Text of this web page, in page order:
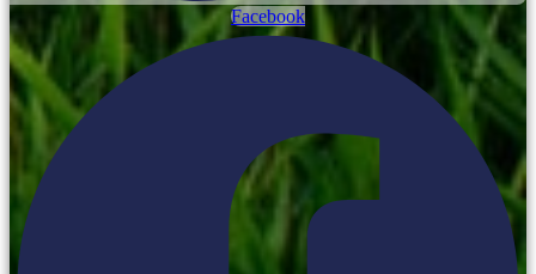
Facebook